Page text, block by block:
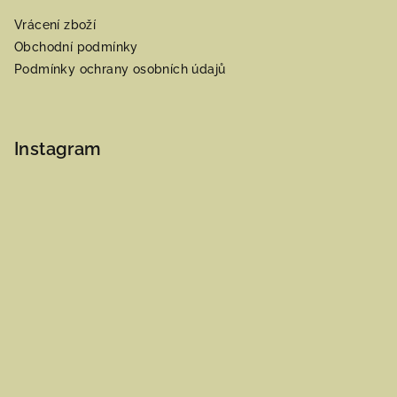
Vrácení zboží
Obchodní podmínky
Podmínky ochrany osobních údajů
Instagram